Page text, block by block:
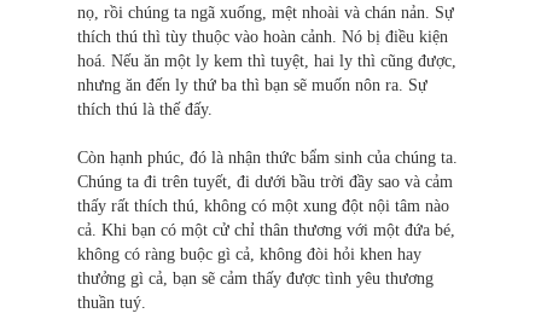
nọ, rồi chúng ta ngã xuống, mệt nhoài và chán nản. Sự
thích thú thì tùy thuộc vào hoàn cảnh. Nó bị điều kiện
hoá. Nếu ăn một ly kem thì tuyệt, hai ly thì cũng được,
nhưng ăn đến ly thứ ba thì bạn sẽ muốn nôn ra. Sự
thích thú là thế đấy.
Còn hạnh phúc, đó là nhận thức bẩm sinh của chúng ta.
Chúng ta đi trên tuyết, đi dưới bầu trời đầy sao và cảm
thấy rất thích thú, không có một xung đột nội tâm nào
cả. Khi bạn có một cử chỉ thân thương với một đứa bé,
không có ràng buộc gì cả, không đòi hỏi khen hay
thưởng gì cả, bạn sẽ cảm thấy được tình yêu thương
thuần tuý.